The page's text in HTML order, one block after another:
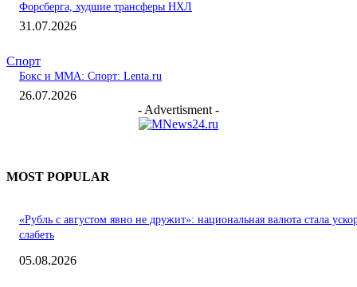
Форсберга, худшие трансферы НХЛ
31.07.2026
Спорт
Бокс и ММА: Спорт: Lenta.ru
26.07.2026
- Advertisment -
MOST POPULAR
«Рубль с августом явно не дружит»: национальная валюта стала
слабеть
05.08.2026